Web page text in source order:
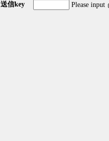
送信key
Please input